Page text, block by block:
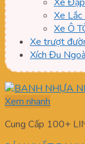
Xe Lắc
Xe Ô
Xe trượt
Xích Đu
Xem nhanh
Cung Cấp 100+